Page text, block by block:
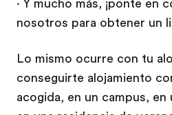
· Y mucho más, ¡ponte en
nosotros para obtener un
Lo mismo ocurre con tu
conseguirte alojamiento
acogida, en un campus, en